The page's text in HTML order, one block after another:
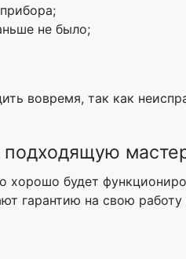
не было;
вовремя, так как
подходящую
хорошо будет
гарантию на свою